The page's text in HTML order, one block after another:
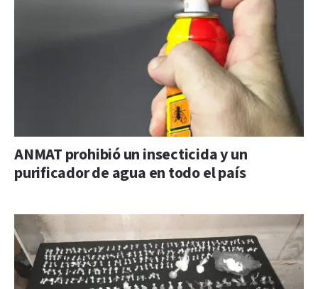
ANMAT prohibió un insecticida y un
purificador de agua en todo el país